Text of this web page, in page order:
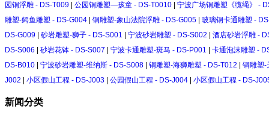
园铜浮雕 - DS-T009
公园铜雕塑—孩童 - DS-T0010
宁波广场铜雕塑《缆绳》 -
雕塑-鳄鱼雕塑 - DS-G004
铜雕塑-象山法院浮雕 - DS-G005
玻璃钢卡通雕塑 -
DS-G009
砂岩雕塑-狮子 - DS-S001 宁波砂岩雕塑 - DS-S002
酒店砂岩浮雕 -
DS-S006
砂岩花钵 - DS-S007 宁波卡通雕塑-斑马 - DS-P001
卡通泡沫雕塑 -
DS-B010
宁波砂岩雕塑-维纳斯 - DS-S008 铜雕塑-海狮雕塑 - DS-T012
铜雕塑-
J002
小区假山工程 - DS-J003 公园假山工程 - DS-J004 小区假山工程 - DS-
新闻分类